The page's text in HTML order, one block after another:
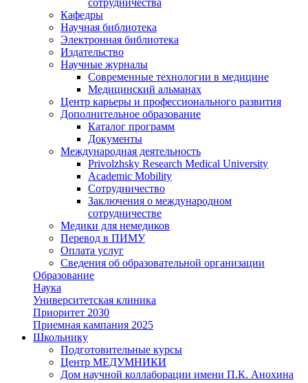
Кафедры
Научная библиотека
Электронная библиотека
Издательство
Научные журналы
Современные технологии в медицине
Медицинский альманах
Центр карьеры и профессионального развития
Дополнительное образование
Каталог программ
Документы
Международная деятельность
Privolzhsky Research Medical University
Academic Mobility
Сотрудничество
Заключения о международном
сотрудничестве
Медики для немедиков
Перевод в ПИМУ
Оплата услуг
Сведения об образовательной организации
Образование
Наука
Университетская клиника
Приоритет 2030
Приемная кампания 2025
Школьнику
Подготовительные курсы
Центр МЕДУМНИКИ
Дом научной коллаборации имени П.К. Анохина